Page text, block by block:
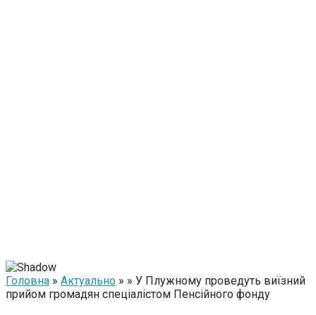
Головна » Актуально » » У Плужному проведуть виїзний
прийом громадян спеціалістом Пенсійного фонду